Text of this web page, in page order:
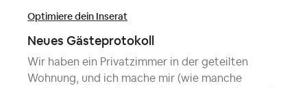
Optimiere dein Inserat
Neues Gästeprotokoll
Wir haben ein Privatzimmer in der geteilten
Wohnung, und ich mache mir (wie manche